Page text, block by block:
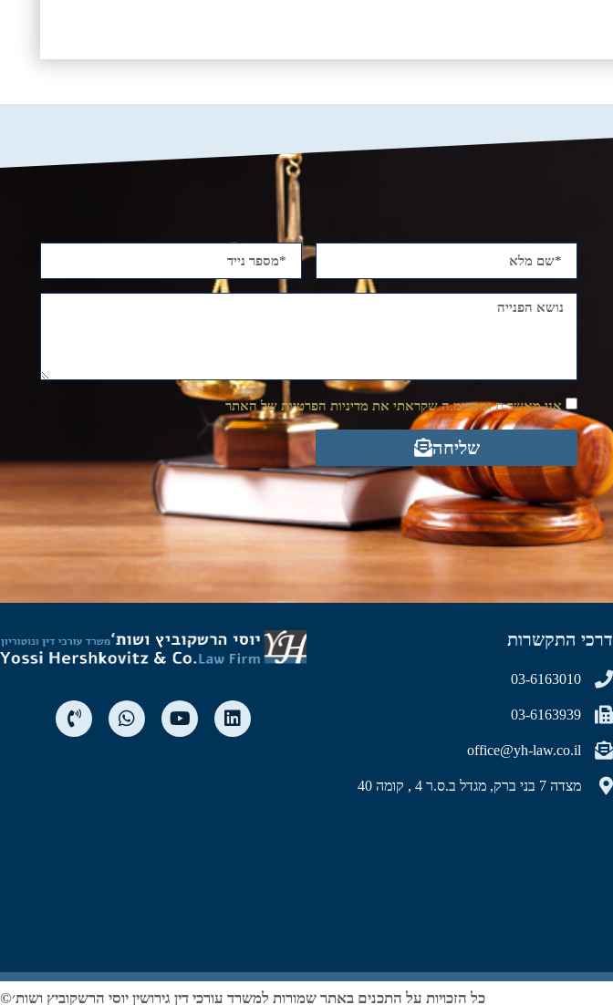
אני מאשר.ת ומסכימ.ה שקראתי את מדיניות הפרטיות של האתר
שליחה
דרכי התקשרות
03-6163010
03-6163939
office@yh-law.co.il
מצדה 7 בני ברק, מגדל ב.ס.ר 4 , קומה 40
כל הזכויות על התכנים באתר שמורות למשרד עורכי דין גירושין יוסי הרשקוביץ ושות׳©